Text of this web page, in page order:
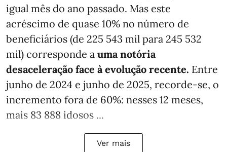
igual mês do ano passado. Mas este
acréscimo de quase 10% no número de
beneficiários (de 225 543 mil para 245 532
mil) corresponde a uma notória
desaceleração face à evolução recente. Entre
junho de 2024 e junho de 2025, recorde-se, o
incremento fora de 60%: nesses 12 meses,
mais 83 888 idosos ...
Ver mais